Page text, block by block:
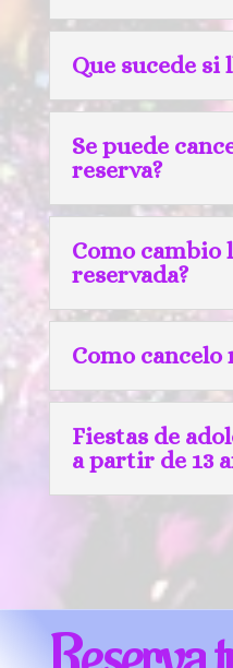
Que sucede si
Se puede
reserva?
Como cambio
reservada?
Como cancelo
Fiestas de
a partir de 13